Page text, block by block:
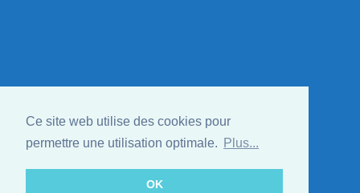
Ce site web utilise des cookies pour
permettre une utilisation optimale.
Plus...
OK